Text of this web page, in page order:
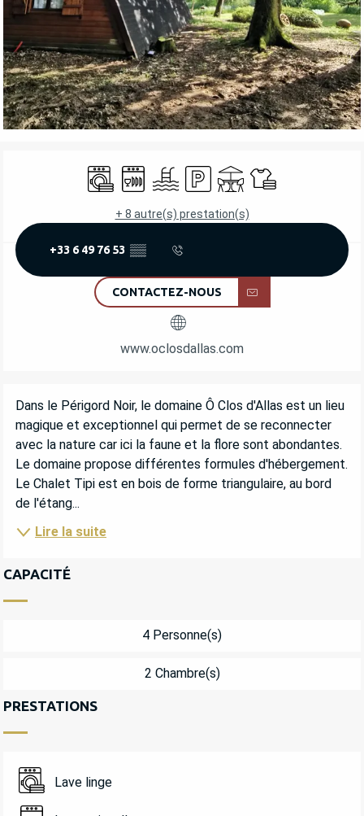
OUVERTURE ET COORDONNÉES
Lave lingeLave vaisselle
PiscineParkingTerrasseDraps et linge
+ 8 autre(s) prestation(s)
+33 6 49 76 53 ▒▒
CONTACTEZ-NOUS
www.oclosdallas.com
DESCRIPTION
Dans le Périgord Noir, le domaine Ô Clos d'Allas est un lieu
magique et exceptionnel qui permet de se reconnecter
avec la nature car ici la faune et la flore sont abondantes.
Le domaine propose différentes formules d'hébergement.
Le Chalet Tipi est en bois de forme triangulaire, au bord
de l'étang...
Lire la suite
CAPACITÉ
4 Personne(s)
2 Chambre(s)
PRESTATIONS
Lave linge